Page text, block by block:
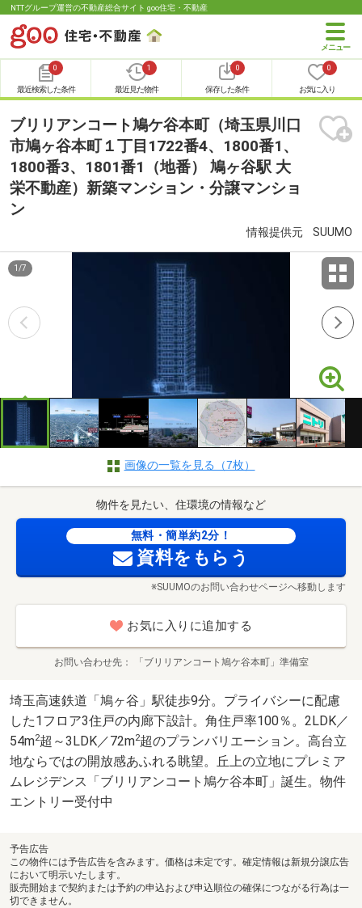
NTTグループ運営の不動産総合サイト goo住宅・不動産
0
最近検索した条件
1
最近見た物件
0
保存した条件
0
お気に入り
ブリリアンコート鳩ケ谷本町（埼玉県川口
市鳩ヶ谷本町１丁目1722番4、1800番1、
1800番3、1801番1（地番） 鳩ヶ谷駅 大
栄不動産）新築マンション・分譲マンショ
ン
情報提供元 SUUMO
1 /7
画像の一覧を見る（7枚）
物件を見たい、住環境の情報など
無料・簡単約2分！
資料をもらう
※SUUMOのお問い合わせページへ移動します
お気に入りに追加する
お問い合わせ先 「ブリリアンコート鳩ケ谷本町」準備室
埼玉高速鉄道「鳩ヶ谷」駅徒歩9分。プライバシーに配慮
した1フロア3住戸の内廊下設計。角住戸率100％。2LDK／
54m2超～3LDK／72m2超のプランバリエーション。高台立
地ならではの開放感あふれる眺望。丘上の立地にプレミア
ムレジデンス「ブリリアンコート鳩ケ谷本町」誕生。物件
エントリー受付中
予告広告
この物件には予告広告を含みます。価格は未定です。確定情報は新規分譲広告
において明示いたします。
販売開始まで契約または予約の申込および申込順位の確保につながる行為は一
切できません。